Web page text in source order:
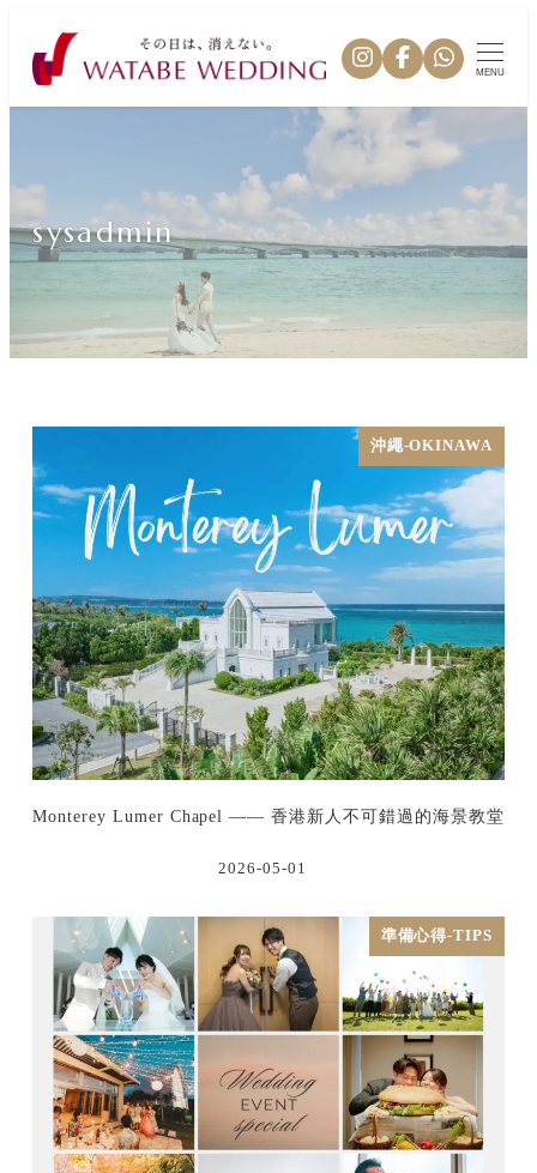
MENU
sysadmin
沖繩-OKINAWA
Monterey Lumer Chapel —— 香港新人不可錯過的海景教堂
2026-05-01
準備心得-TIPS